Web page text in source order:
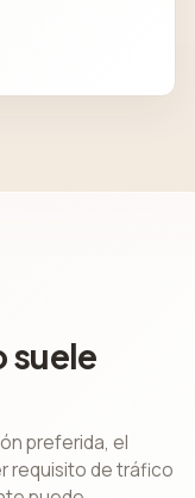
suele
preferida, el
requisito de tráfico